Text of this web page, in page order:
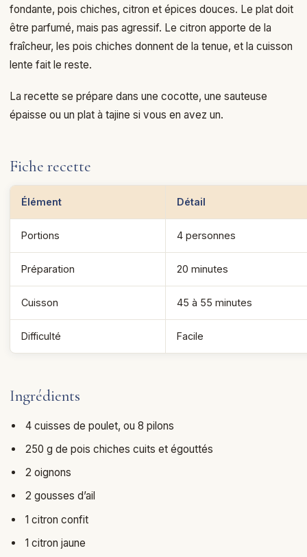
fondante, pois chiches, citron et épices douces. Le plat doit
être parfumé, mais pas agressif. Le citron apporte de la
fraîcheur, les pois chiches donnent de la tenue, et la cuisson
lente fait le reste.
La recette se prépare dans une cocotte, une sauteuse
épaisse ou un plat à tajine si vous en avez un.
Fiche recette
Élément Détail
Portions 4 personnes
Préparation 20 minutes
Cuisson 45 à 55 minutes
Difficulté Facile
Ingrédients
4 cuisses de poulet, ou 8 pilons
250 g de pois chiches cuits et égouttés
2 oignons
2 gousses d’ail
1 citron confit
1 citron jaune